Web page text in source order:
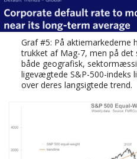
Graf #5: På
trukket af Mag-7, men på
både geografisk,
ligevægtede S&P-500-indeks
over deres langsigtede trend.